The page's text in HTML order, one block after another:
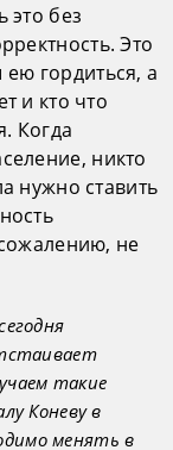
без
Это
гордиться, а
и кто что
Когда
никто
нужно ставить
не
такие
Коневу в
менять в